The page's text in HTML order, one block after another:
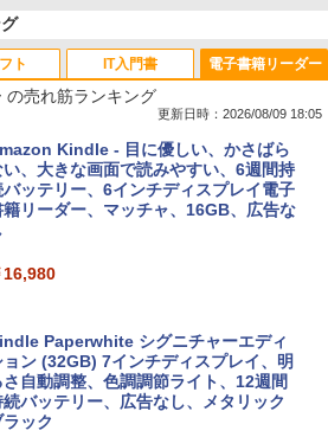
2026 MacBook Neo A18 Proチッ
搭載13インチノートブック：AIとAppl
のために設計、Liquid Ret
ディスプレイ、8GBユニファイドメモ
、256GB SSDストレージ、1080p Fac
360°保護 15.6 16インチ パソコ
ケース Dell NEC Lavie ASUS HP dyna
Lenovo対応
ト
ギフトカード - 800 Robux 【限
バーチャルアイテムを含む】 【オンラ
ンゲームコード】 ロブロックス | オン
ンコード版
バーチャルアイテムを含む】 【オンラ
ンゲームコード】 ロブロックス |オン
インコード版
1,600
IT入門書
成AIパスポート公式テキスト 第４版
1,766
1,292
電子書籍リーダー
の売れ筋ランキング
更新日時：2026/08/09 18:05
Kindle - 目に優しい、かさばら
い、大きな画面で読みやすい、6週間持
バッテリー、6インチディスプレイ電子
籍リーダー、マッチャ、16GB、広告な
16,980
Paperwhite シグニチャーエディ
ョン (32GB) 7インチディスプレイ、明
さ自動調整、色調調節ライト、12週間
続バッテリー、広告なし、メタリック
ラック